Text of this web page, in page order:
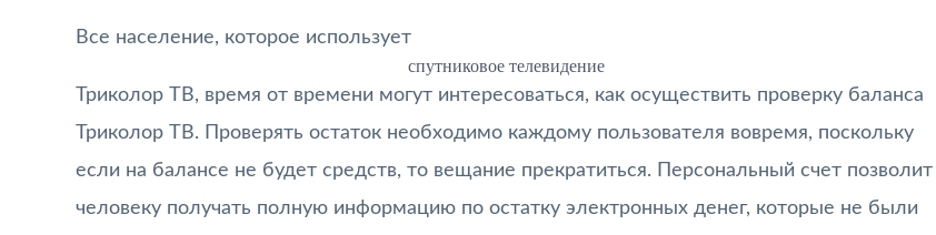
Все население, которое использует
спутниковое телевидение
Триколор ТВ, время от времени могут интересоваться, как осуществить проверку баланса
Триколор ТВ. Проверять остаток необходимо каждому пользователя вовремя, поскольку
если на балансе не будет средств, то вещание прекратиться. Персональный счет позволит
человеку получать полную информацию по остатку электронных денег, которые не были